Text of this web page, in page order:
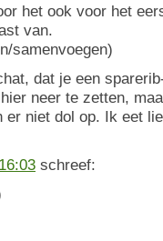
het ook voor het
van.
samenvoegen)
dat je een
neer te zetten,
er niet dol op. Ik eet
schreef: